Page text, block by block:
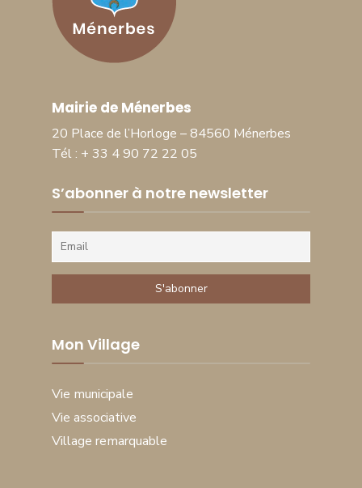
Mairie de Ménerbes
20 Place de l’Horloge – 84560 Ménerbes
Tél : + 33 4 90 72 22 05
S’abonner à notre newsletter
Mon Village
Vie municipale
Vie associative
Village remarquable